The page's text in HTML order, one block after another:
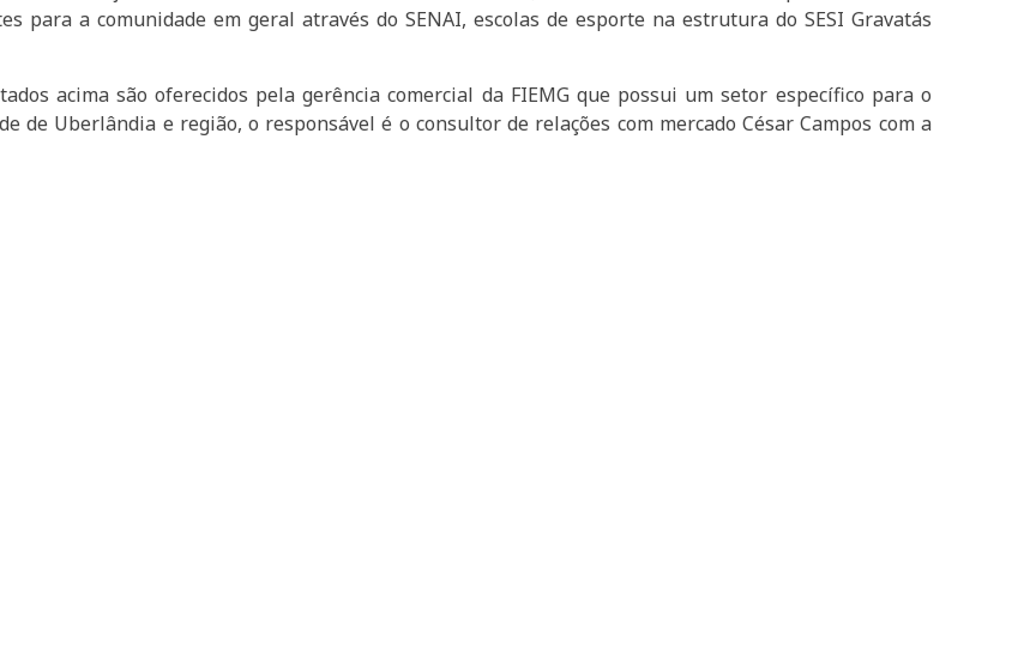
para a comunidade em geral através do SENAI, escolas de esporte na estrutura do SESI Gravatás
acima são oferecidos pela gerência comercial da FIEMG que possui um setor específico para o
de Uberlândia e região, o responsável é o consultor de relações com mercado César Campos com a